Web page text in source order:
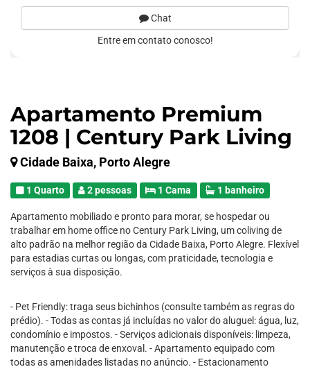
Apartamento Premium
1208 | Century Park Living
Cidade Baixa, Porto Alegre
1 Quarto 2 pessoas 1 Cama 1 banheiro
Apartamento mobiliado e pronto para morar, se hospedar ou
trabalhar em home office no Century Park Living, um coliving de
alto padrão na melhor região da Cidade Baixa, Porto Alegre. Flexível
para estadias curtas ou longas, com praticidade, tecnologia e
serviços à sua disposição.
- Pet Friendly: traga seus bichinhos (consulte também as regras do
prédio). - Todas as contas já incluídas no valor do aluguel: água, luz,
condomínio e impostos. - Serviços adicionais disponíveis: limpeza,
manutenção e troca de enxoval. - Apartamento equipado com
todas as amenidades listadas no anúncio. - Estacionamento
Chat
Entre em contato conosco!